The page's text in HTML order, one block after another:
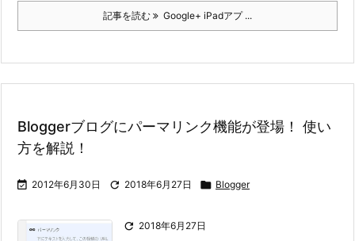
記事を読む Google+ iPadアプ ...
Bloggerブログにパーマリンク機能が登場！ 使い
方を解説！
 2012年6月30日  2018年6月27日  Blogger
 2018年6月27日